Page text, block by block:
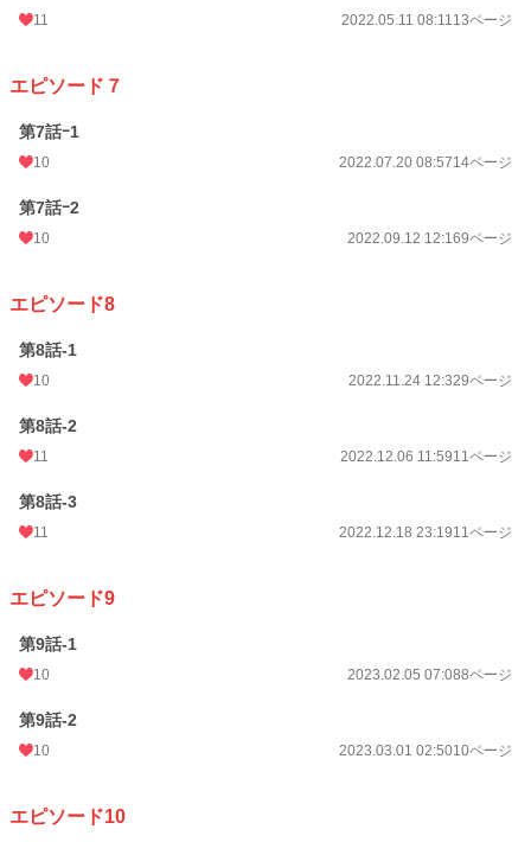
11 2022.05.11 08:1113ページ
エピソード７
第7話ｰ1
10 2022.07.20 08:5714ページ
第7話ｰ2
10 2022.09.12 12:169ページ
エピソード8
第8話-1
10 2022.11.24 12:329ページ
第8話-2
11 2022.12.06 11:5911ページ
第8話-3
11 2022.12.18 23:1911ページ
エピソード9
第9話-1
10 2023.02.05 07:088ページ
第9話-2
10 2023.03.01 02:5010ページ
エピソード10